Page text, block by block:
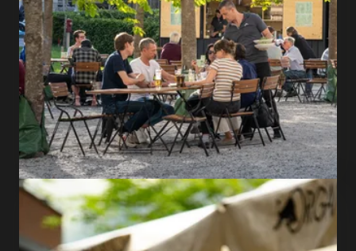
SHOP NOW
Young, modern & brave
Josefsheim restaurant,